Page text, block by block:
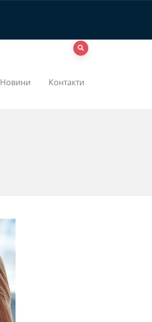
Новини Контакти